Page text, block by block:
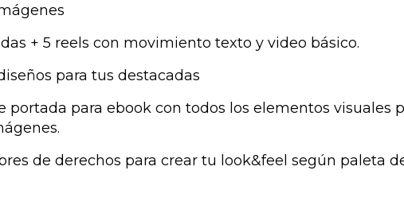
+ 5 reels con movimiento texto y video básico.
para tus destacadas
portada para ebook con todos los elementos visuales
de derechos para crear tu look&feel según paleta